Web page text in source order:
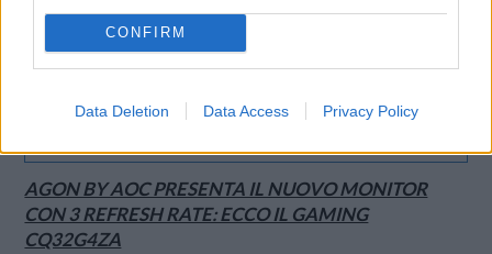
CONFIRM
Data Deletion Data Access Privacy Policy
AGON BY AOC PRESENTA IL NUOVO MONITOR
CON 3 REFRESH RATE: ECCO IL GAMING
CQ32G4ZA